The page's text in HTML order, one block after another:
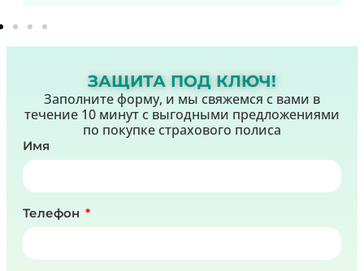
ЗАЩИТА ПОД КЛЮЧ!
Заполните форму, и мы свяжемся с вами в
течение 10 минут с выгодными предложениями
по покупке страхового полиса
Имя
Телефон